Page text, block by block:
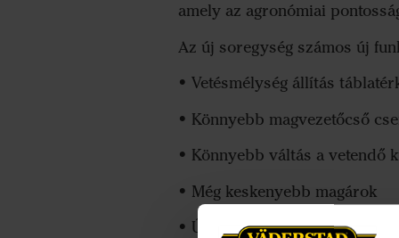
amely az agronómiai
Az új soregység számos új
• Vetésmélység állítás
• Könnyebb magvezetőcső
• Könnyebb váltás a vetendő
• Még keskenyebb magárok
• Új elektronika